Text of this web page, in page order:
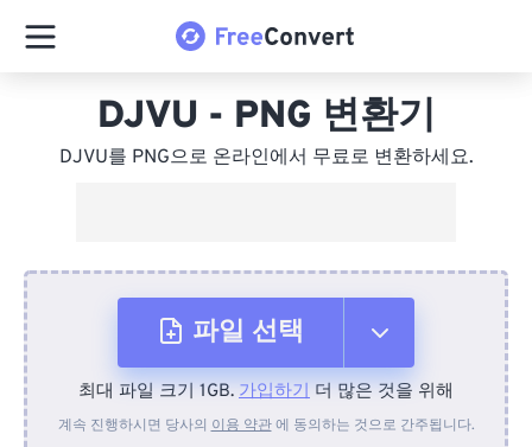
DJVU - PNG 변환기
DJVU를 PNG으로 온라인에서 무료로 변환하세요.
파일 선택
장치에서
최대 파일 크기 1GB. 가입하기 더 많은 것을 위해
계속 진행하시면 당사의 이용 약관에 동의하는 것으로 간주됩니다.